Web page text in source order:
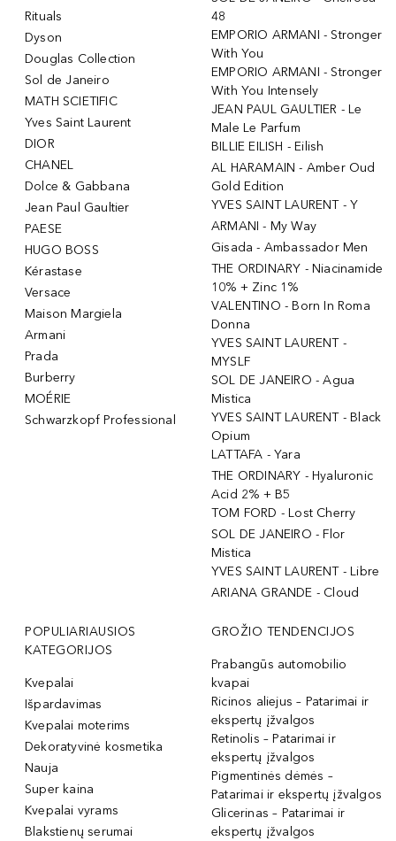
Rituals
Dyson
Douglas Collection
Sol de Janeiro
MATH SCIETIFIC
Yves Saint Laurent
DIOR
CHANEL
Dolce & Gabbana
Jean Paul Gaultier
PAESE
HUGO BOSS
Kérastase
Versace
Maison Margiela
Armani
Prada
Burberry
MOÉRIE
Schwarzkopf Professional
48
EMPORIO ARMANI - Stronger
With You
EMPORIO ARMANI - Stronger
With You Intensely
JEAN PAUL GAULTIER - Le
Male Le Parfum
BILLIE EILISH - Eilish
AL HARAMAIN - Amber Oud
Gold Edition
YVES SAINT LAURENT - Y
ARMANI - My Way
Gisada - Ambassador Men
THE ORDINARY - Niacinamide
10% + Zinc 1%
VALENTINO - Born In Roma
Donna
YVES SAINT LAURENT -
MYSLF
SOL DE JANEIRO - Agua
Mistica
YVES SAINT LAURENT - Black
Opium
LATTAFA - Yara
THE ORDINARY - Hyaluronic
Acid 2% + B5
TOM FORD - Lost Cherry
SOL DE JANEIRO - Flor
Mistica
YVES SAINT LAURENT - Libre
ARIANA GRANDE - Cloud
POPULIARIAUSIOS
KATEGORIJOS
Kvepalai
Išpardavimas
Kvepalai moterims
Dekoratyvinė kosmetika
Nauja
Super kaina
Kvepalai vyrams
Blakstienų serumai
GROŽIO TENDENCIJOS
Prabangūs automobilio
kvapai
Ricinos aliejus – Patarimai ir
ekspertų įžvalgos
Retinolis – Patarimai ir
ekspertų įžvalgos
Pigmentinės dėmės –
Patarimai ir ekspertų įžvalgos
Glicerinas – Patarimai ir
ekspertų įžvalgos